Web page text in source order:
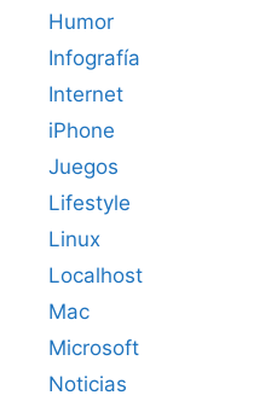
Humor
Infografía
Internet
iPhone
Juegos
Lifestyle
Linux
Localhost
Mac
Microsoft
Noticias